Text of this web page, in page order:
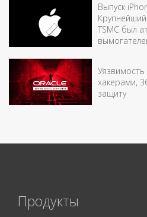
Выпуск
TSMC был
хакерами,
защиту
Продукты